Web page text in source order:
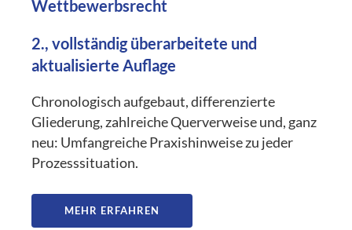
Wettbewerbsrecht
2., vollständig überarbeitete und
aktualisierte Auflage
Chronologisch aufgebaut, differenzierte
Gliederung, zahlreiche Querverweise und, ganz
neu: Umfangreiche Praxishinweise zu jeder
Prozesssituation.
MEHR ERFAHREN